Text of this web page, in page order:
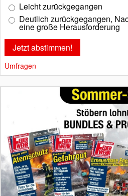
Leicht zurückgegangen
Deutlich zurückgegangen,
eine große Herausforderung
Umfragen